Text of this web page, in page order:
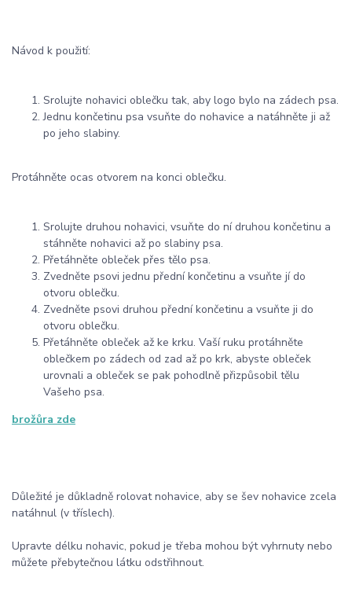
Návod k použití:
Srolujte nohavici oblečku tak, aby logo bylo na zádech psa.
Jednu končetinu psa vsuňte do nohavice a natáhněte ji až
po jeho slabiny.
Protáhněte ocas otvorem na konci oblečku.
Srolujte druhou nohavici, vsuňte do ní druhou končetinu a
stáhněte nohavici až po slabiny psa.
Přetáhněte obleček přes tělo psa.
Zvedněte psovi jednu přední končetinu a vsuňte jí do
otvoru oblečku.
Zvedněte psovi druhou přední končetinu a vsuňte ji do
otvoru oblečku.
Přetáhněte obleček až ke krku. Vaší ruku protáhněte
oblečkem po zádech od zad až po krk, abyste obleček
urovnali a obleček se pak pohodlně přizpůsobil tělu
Vašeho psa.
brožůra zde
Důležité je důkladně rolovat nohavice, aby se šev nohavice zcela
natáhnul (v tříslech).
Upravte délku nohavic, pokud je třeba mohou být vyhrnuty nebo
můžete přebytečnou látku odstřihnout.